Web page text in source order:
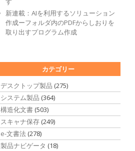
新連載：AIを利用するソリューション
作成ーフォルダ内のPDFからしおりを
取り出すプログラム作成
カテゴリー
デスクトップ製品 (275)
システム製品 (364)
構造化文書 (503)
スキャナ保存 (249)
e-文書法 (278)
製品ナビゲータ (18)